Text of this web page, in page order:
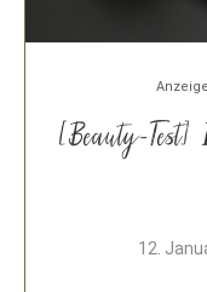
Anzeige
[Beauty-Test]
12.